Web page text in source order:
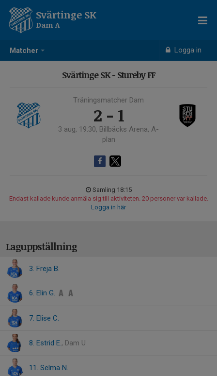
Matcher Logga in
Svärtinge SK
Dam A
Svärtinge SK - Stureby FF
Träningsmatcher Dam
2 - 1
3 aug, 19:30, Billbäcks Arena, A-
plan
Samling 18:15
Endast kallade kunde anmäla sig till aktiviteten. 20 personer var kallade.
Logga in här
Laguppställning
3. Freja B.
6. Elin G.
7. Elise C.
8. Estrid E., Dam U
11. Selma N.